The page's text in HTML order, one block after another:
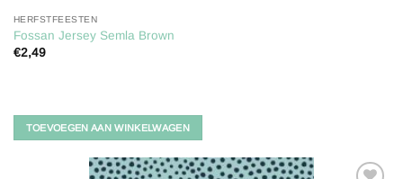
HERFSTFEESTEN
Fossan Jersey Semla Brown
€2,49
TOEVOEGEN AAN WINKELWAGEN